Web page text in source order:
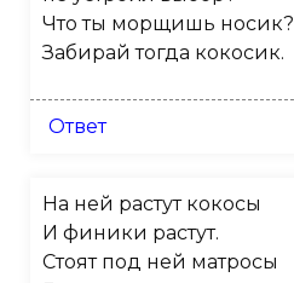
Что ты морщишь носик?
Забирай тогда кокосик.
Ответ
На ней растут кокосы
И финики растут.
Стоят под ней матросы